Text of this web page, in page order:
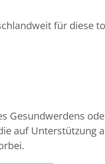
für diese
Gesundwerdens
auf Unterstützung